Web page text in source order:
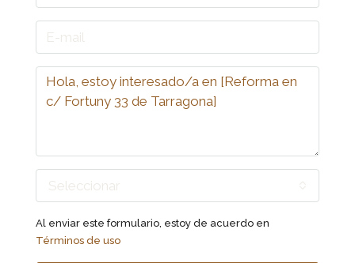
Seleccionar
Al enviar este formulario, estoy de acuerdo en
Términos de uso